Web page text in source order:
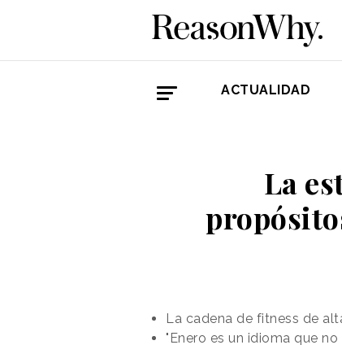
ACTUALIDAD
La
La cadena de fitness de
"Enero es un idioma que